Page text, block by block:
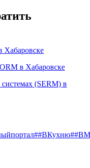
Хабаровске
в Хабаровске
(SERM) в
##ВКухню